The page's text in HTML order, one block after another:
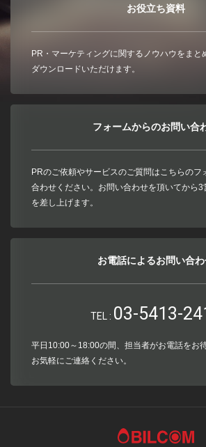
お役立ち資料
PR・マーケティングに関するノウハウをまと
ダウンロードいただけます。
フォームからのお問い合
PRのご依頼やサービスのご質問はこちらのフ
合わせください。お問い合わせを頂いてから
を差し上げます。
お電話によるお問い合
TEL : 03-5413-
平日10:00～18:00の間、担当者がお電話をお
お気軽にご連絡ください。